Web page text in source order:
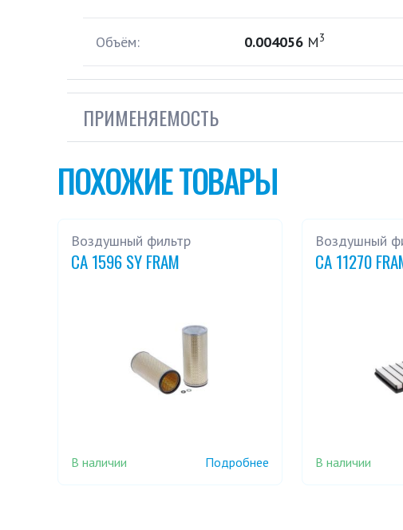
Объём: 0.004056 М3
ПРИМЕНЯЕМОСТЬ
ПОХОЖИЕ ТОВАРЫ
Воздушный фильтр
CA 1596 SY FRAM
В наличии Подробнее
Воздушный
CA 11270
В наличии